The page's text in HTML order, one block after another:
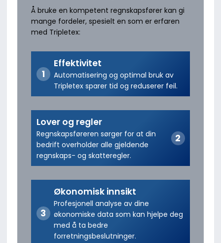
Å bruke en kompetent regnskapsfører kan gi
mange fordeler, spesielt en som er erfaren
med Tripletex:
Effektivitet
Automatisering og optimal bruk av
Tripletex sparer tid og reduserer feil.
Lover og regler
Regnskapsføreren sørger for at din
bedrift overholder alle gjeldende
regnskaps- og skatteregler.
Økonomisk innsikt
Profesjonell analyse av dine
økonomiske data som kan hjelpe deg
med å ta bedre
forretningsbeslutninger.